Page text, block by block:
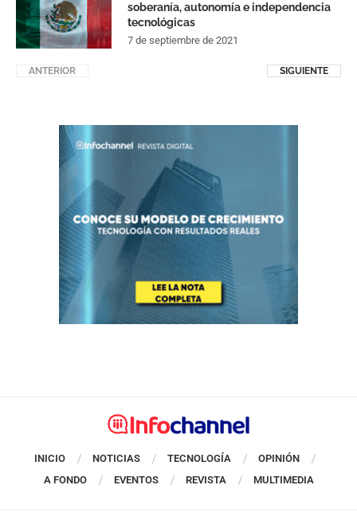
soberanía, autonomía e independencia
tecnológicas
7 de septiembre de 2021
ANTERIOR SIGUIENTE
INICIO NOTICIAS TECNOLOGÍA
OPINIÓN
A FONDO
EVENTOS REVISTA MULTIMEDIA